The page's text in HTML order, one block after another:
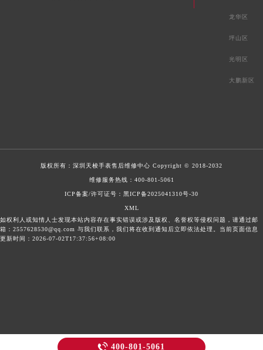
龙华区
坪山区
光明区
大鹏新区
版权所有： 深圳天梭手表售后维修中心 Copyright © 2018-2032
维修服务热线： 400-801-5061
ICP备案/许可证号：黑ICP备2025041310号-30
XML
如权利人或知情人士发现本站内容存在事实错误或涉及版权、名誉权等侵权问题，请通过邮
箱：2557628530@qq.com 与我们联系，我们将在收到通知后立即依法处理。当前页面信息
更新时间：2026-07-02T17:37:56+08:00
 400-801-5061